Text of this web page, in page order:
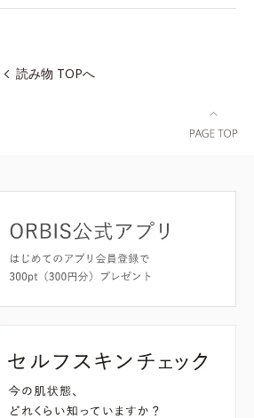
読み物 TOPへ